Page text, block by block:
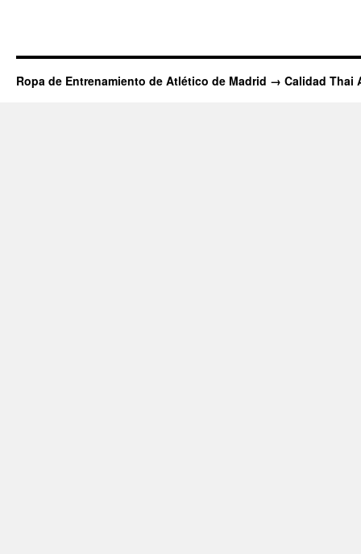
Ropa de Entrenamiento de Atlético de Madrid → Calidad Thai